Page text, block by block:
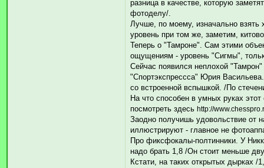
разница в качестве, которую
фотоделу/.
Лучше, по моему, изначально
уровень при том же, заметим,
Теперь о "Тамроне". Сам этими
ощущениям - уровень "Сигмы",
Сейчас появился неплохой
"Спортэкспрессса" Юрия
со встроенной вспышкой. /По
На что способен в умных руках
посмотреть здесь http://
Заодно получишь удовольствие от
иллюстрируют - главное не
Про фиксфокалы-полтинники. У
надо брать 1,8 /Он стоит меньше
Кстати, на таких открытых дырках /